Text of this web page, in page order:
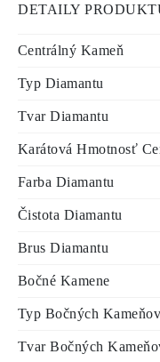
DETAILY
Centrálný Kameň
Typ Diamantu
Tvar Diamantu
Karátová Hmotnosť
Farba Diamantu
Čistota Diamantu
Brus Diamantu
Bočné Kamene
Typ Bočných Kameňov
Tvar Bočných